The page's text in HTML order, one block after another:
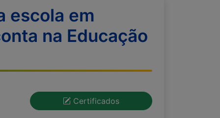
escola em
na Educação
Certificados